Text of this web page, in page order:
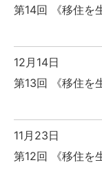
第14回 《移住を
12月14日
第13回 《移住を
11月23日
第12回 《移住を